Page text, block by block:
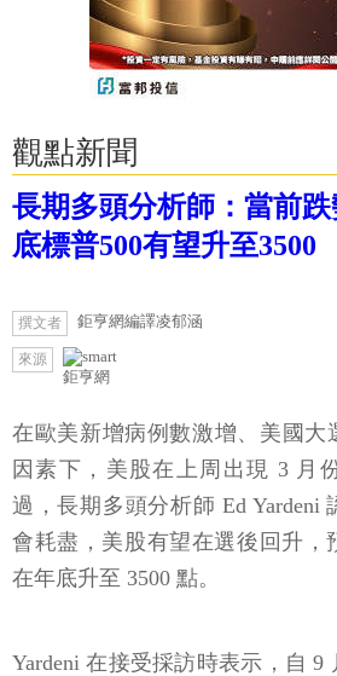
觀點新聞
長期多頭分析師：當前
底標普500有望升至3500
撰文者 鉅亨網編譯凌郁涵
來源
鉅亨網
在歐美新增病例數激增、美國大
因素下，美股在上周出現 3 月
過，長期多頭分析師 Ed Yardeni
會耗盡，美股有望在選後回升，
在年底升至 3500 點。
Yardeni 在接受採訪時表示，自 9